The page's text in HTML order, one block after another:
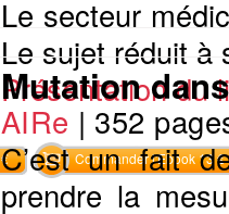
Le secteur
Le sujet réduit à
Présentation du
Commander l'Ebook 13 €
Mutation
AIRe | 352
C’est un fait
prendre la